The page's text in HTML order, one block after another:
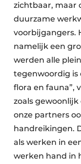
zichtbaar, maar
duurzame
voorbijgangers.
namelijk een
werden alle
tegenwoordig is
flora en fauna”,
zoals
onze partners
handreikingen.
als werken in
werken hand in